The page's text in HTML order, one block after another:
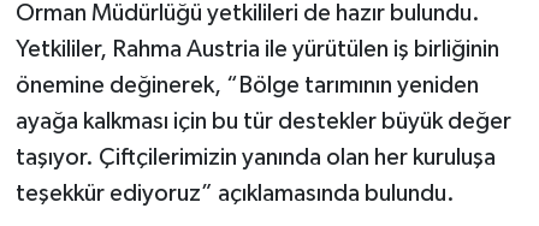
Orman Müdürlüğü yetkilileri de hazır bulundu.
Yetkililer, Rahma Austria ile yürütülen iş birliğinin
önemine değinerek, “Bölge tarımının yeniden
ayağa kalkması için bu tür destekler büyük değer
taşıyor. Çiftçilerimizin yanında olan her kuruluşa
teşekkür ediyoruz” açıklamasında bulundu.